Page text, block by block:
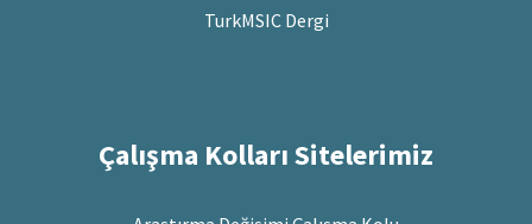
TurkMSIC Dergi
Çalışma Kolları Sitelerimiz